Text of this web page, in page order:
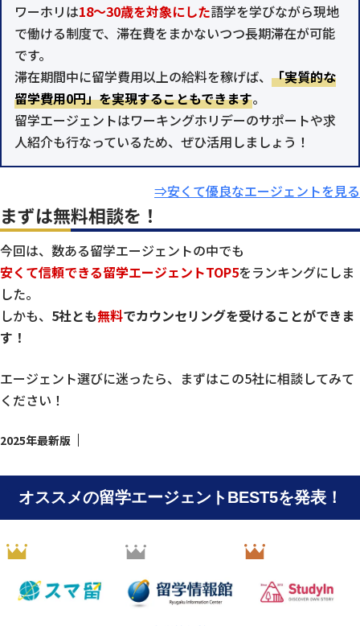
ワーホリは18～30歳を対象にした語学を学びながら現地
で働ける制度で、滞在費をまかないつつ長期滞在が可能
です。
滞在期間中に留学費用以上の給料を稼げば、 「実質的な
留学費用0円」を実現することもできます。
留学エージェントはワーキングホリデーのサポートや求
人紹介も行なっているため、ぜひ活用しましょう！
⇒安くて優良なエージェントを見る
まずは無料相談を！
今回は、数ある留学エージェントの中でも
安くて信頼できる留学エージェントTOP5をランキングにしま
した。
しかも、 5社とも無料でカウンセリングを受けることができま
す！
エージェント選びに迷ったら、まずはこの5社に相談してみて
ください！
2025年最新版
オススメの留学エージェントBEST5を発表！